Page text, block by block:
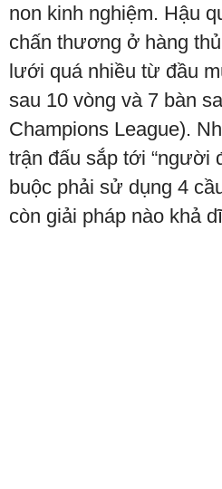
non kinh nghiệm. Hậu
chấn thương ở hàng
lưới quá nhiều từ đầu
sau 10 vòng và 7 bàn
Champions League).
trận đấu sắp tới “người
buộc phải sử dụng 4
còn giải pháp nào khả